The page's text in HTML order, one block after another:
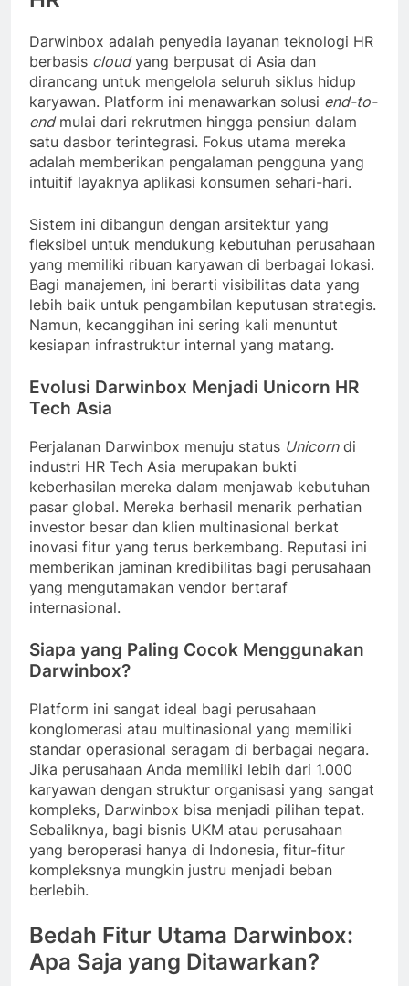
Darwinbox adalah penyedia layanan teknologi HR
berbasis cloudyang berpusat di Asia dan
dirancang untuk mengelola seluruh siklus hidup
karyawan. Platform ini menawarkan solusi end-to-
endmulai dari rekrutmen hingga pensiun dalam
satu dasbor terintegrasi. Fokus utama mereka
adalah memberikan pengalaman pengguna yang
intuitif layaknya aplikasi konsumen sehari-hari.
Sistem ini dibangun dengan arsitektur yang
fleksibel untuk mendukung kebutuhan perusahaan
yang memiliki ribuan karyawan di berbagai lokasi.
Bagi manajemen, ini berarti visibilitas data yang
lebih baik untuk pengambilan keputusan strategis.
Namun, kecanggihan ini sering kali menuntut
kesiapan infrastruktur internal yang matang.
Evolusi Darwinbox Menjadi Unicorn HR
Tech Asia
Perjalanan Darwinbox menuju status Unicorndi
industri HR Tech Asia merupakan bukti
keberhasilan mereka dalam menjawab kebutuhan
pasar global. Mereka berhasil menarik perhatian
investor besar dan klien multinasional berkat
inovasi fitur yang terus berkembang. Reputasi ini
memberikan jaminan kredibilitas bagi perusahaan
yang mengutamakan vendor bertaraf
internasional.
Siapa yang Paling Cocok Menggunakan
Darwinbox?
Platform ini sangat ideal bagi perusahaan
konglomerasi atau multinasional yang memiliki
standar operasional seragam di berbagai negara.
Jika perusahaan Anda memiliki lebih dari 1.000
karyawan dengan struktur organisasi yang sangat
kompleks, Darwinbox bisa menjadi pilihan tepat.
Sebaliknya, bagi bisnis UKM atau perusahaan
yang beroperasi hanya di Indonesia, fitur-fitur
kompleksnya mungkin justru menjadi beban
berlebih.
Bedah Fitur Utama Darwinbox:
Apa Saja yang Ditawarkan?